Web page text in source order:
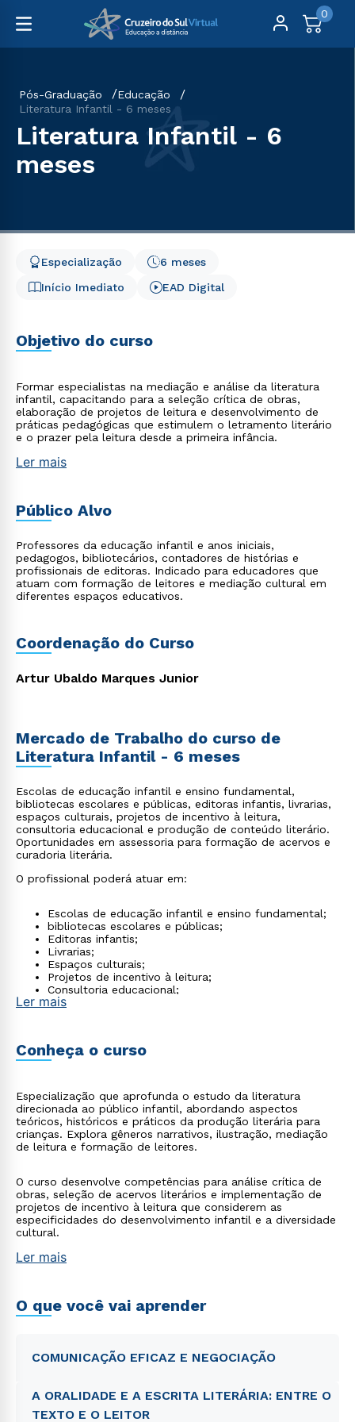
0
Pós-Graduação
Educação
Literatura Infantil - 6 meses
Literatura Infantil - 6
meses
Início Imediato
6 meses
Especialização
EAD Digital
Objetivo do curso
Formar especialistas na mediação e análise da literatura
infantil, capacitando para a seleção crítica de obras,
elaboração de projetos de leitura e desenvolvimento de
práticas pedagógicas que estimulem o letramento literário
e o prazer pela leitura desde a primeira infância.
Ler mais
Público Alvo
Professores da educação infantil e anos iniciais,
pedagogos, bibliotecários, contadores de histórias e
profissionais de editoras. Indicado para educadores que
atuam com formação de leitores e mediação cultural em
diferentes espaços educativos.
Coordenação do Curso
Artur Ubaldo Marques Junior
Mercado de Trabalho do curso de
Literatura Infantil - 6 meses
Escolas de educação infantil e ensino fundamental,
bibliotecas escolares e públicas, editoras infantis, livrarias,
espaços culturais, projetos de incentivo à leitura,
consultoria educacional e produção de conteúdo literário.
Oportunidades em assessoria para formação de acervos e
curadoria literária.
O profissional poderá atuar em:
Escolas de educação infantil e ensino fundamental;
bibliotecas escolares e públicas;
Editoras infantis;
Livrarias;
Espaços culturais;
Projetos de incentivo à leitura;
Consultoria educacional;
Produção de conteúdo literário;
Ler mais
Conheça o curso
Especialização que aprofunda o estudo da literatura
direcionada ao público infantil, abordando aspectos
teóricos, históricos e práticos da produção literária para
crianças. Explora gêneros narrativos, ilustração, mediação
de leitura e formação de leitores.
O curso desenvolve competências para análise crítica de
obras, seleção de acervos literários e implementação de
projetos de incentivo à leitura que considerem as
especificidades do desenvolvimento infantil e a diversidade
cultural.
Ler mais
O que você vai aprender
COMUNICAÇÃO EFICAZ E NEGOCIAÇÃO
A ORALIDADE E A ESCRITA LITERÁRIA: ENTRE O
TEXTO E O LEITOR